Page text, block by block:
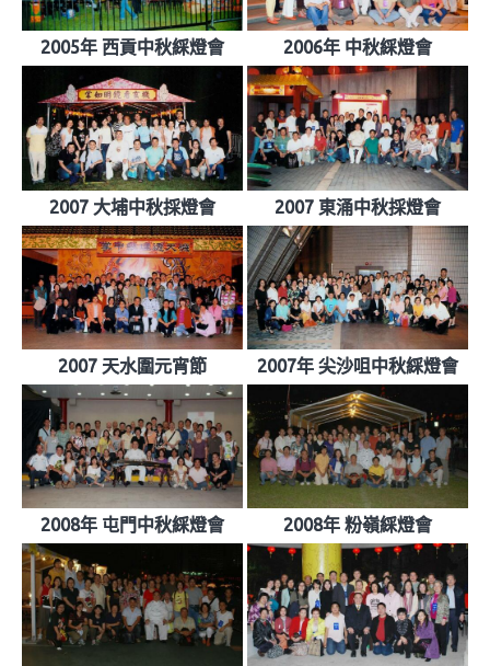
2005年 西貢中秋綵燈會 2006年 中秋綵燈會
2007 大埔中秋採燈會 2007 東涌中秋採燈會
2007 天水圍元宵節 2007年 尖沙咀中秋綵燈會
2008年 屯門中秋綵燈會 2008年 粉嶺綵燈會